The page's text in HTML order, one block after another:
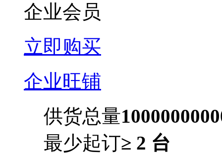
企业会员
立即购买
企业旺铺
供货总量
最少起订≥ 2 台